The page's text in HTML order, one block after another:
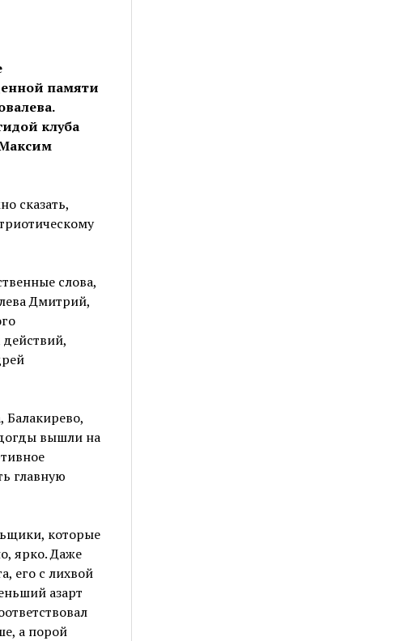
памяти
клуба
сказать,
слова,
Дмитрий,
Балакирево,
вышли на
главную
которые
ярко. Даже
его с лихвой
азарт
а порой